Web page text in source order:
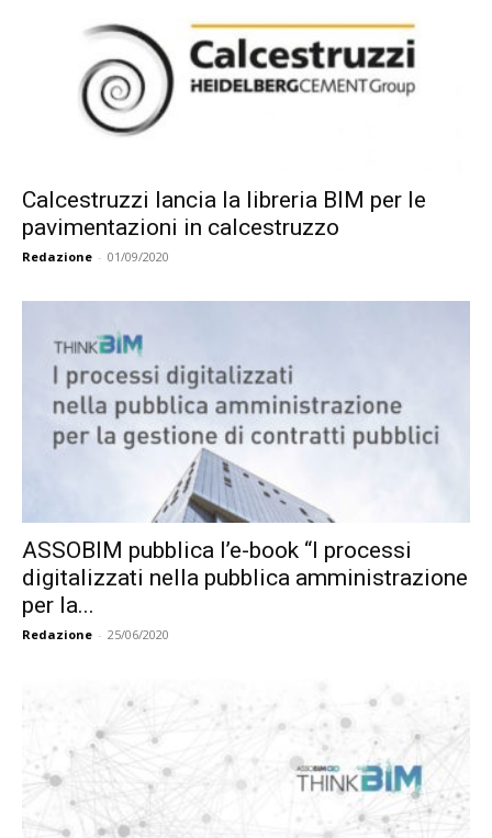
Calcestruzzi lancia la libreria BIM per le
pavimentazioni in calcestruzzo
Redazione - 01/09/2020
ASSOBIM pubblica l’e-book “I processi
digitalizzati nella pubblica amministrazione
per la...
Redazione - 25/06/2020